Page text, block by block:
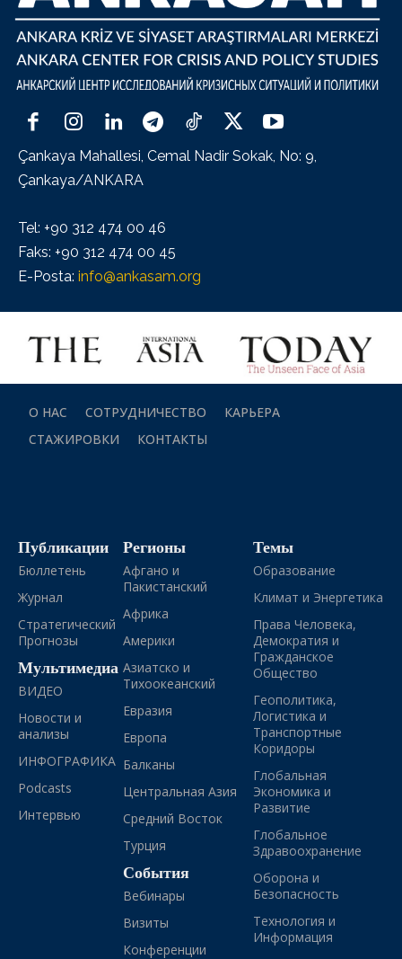
Çankaya Mahallesi, Cemal Nadir Sokak, No: 9,
Çankaya/ANKARA
Tel: +90 312 474 00 46
Faks: +90 312 474 00 45
E-Posta: info@ankasam.org
О НАС СОТРУДНИЧЕСТВО
КАРЬЕРА
СТАЖИРОВКИ
КОНТАКТЫ
Публикации
Бюллетень
Журнал
Стратегический
Прогнозы
Мультимедиа
ВИДЕО
Новости и
анализы
ИНФОГРАФИКА
Podcasts
Интервью
Регионы
Афгано и
Пакистанский
Африка
Америки
Азиатско и
Тихоокеанский
Евразия
Европа
Балканы
Центральная Азия
Средний Восток
Турция
События
Вебинары
Визиты
Конференции
Темы
Образование
Климат и Энергетика
Права Человека,
Демократия и
Гражданское
Общество
Геополитика,
Логистика и
Транспортные
Коридоры
Глобальная
Экономика и
Развитие
Глобальное
Здравоохранение
Оборона и
Безопасность
Технология и
Информация